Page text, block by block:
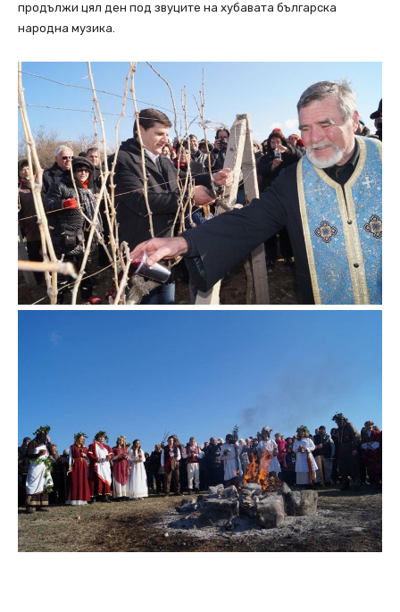
продължи цял ден под звуците на хубавата българска
народна музика.